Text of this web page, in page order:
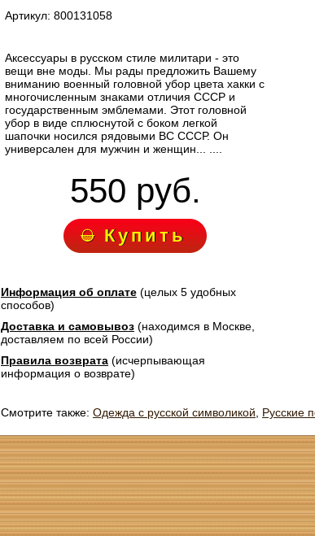
Артикул: 800131058
Аксессуары в русском стиле милитари - это
вещи вне моды. Мы рады предложить Вашему
вниманию военный головной убор цвета хакки с
многочисленным знаками отличия СССР и
государственным эмблемами. Этот головной
убор в виде сплюснутой с боком легкой
шапочки носился рядовыми ВС СССР. Он
универсален для мужчин и женщин... ....
550 руб.
Купить
Информация об оплате (целых 5 удобных
способов)
Доставка и самовывоз (находимся в Москве,
доставляем по всей России)
Правила возврата (исчерпывающая
информация о возврате)
Смотрите также: Одежда с русской символикой Русские